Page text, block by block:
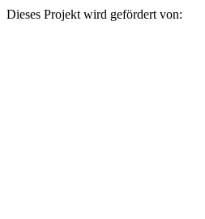
Dieses Projekt wird gefördert von: